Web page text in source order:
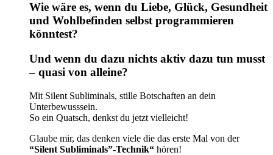
werden
Wie wäre es, wenn du Liebe, Glück, Gesundheit
und Wohlbefinden selbst programmieren
könntest?
Und wenn du dazu nichts aktiv dazu tun musst
– quasi von alleine?
Mit Silent Subliminals, stille Botschaften an dein
Unterbewusssein.
So ein Quatsch, denkst du jetzt vielleicht!
Glaube mir, das denken viele die das erste Mal von der
“Silent Subliminals”-Technik“ hören!